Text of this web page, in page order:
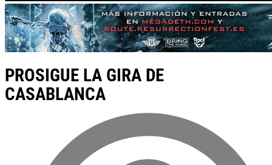
PROSIGUE LA GIRA DE
CASABLANCA